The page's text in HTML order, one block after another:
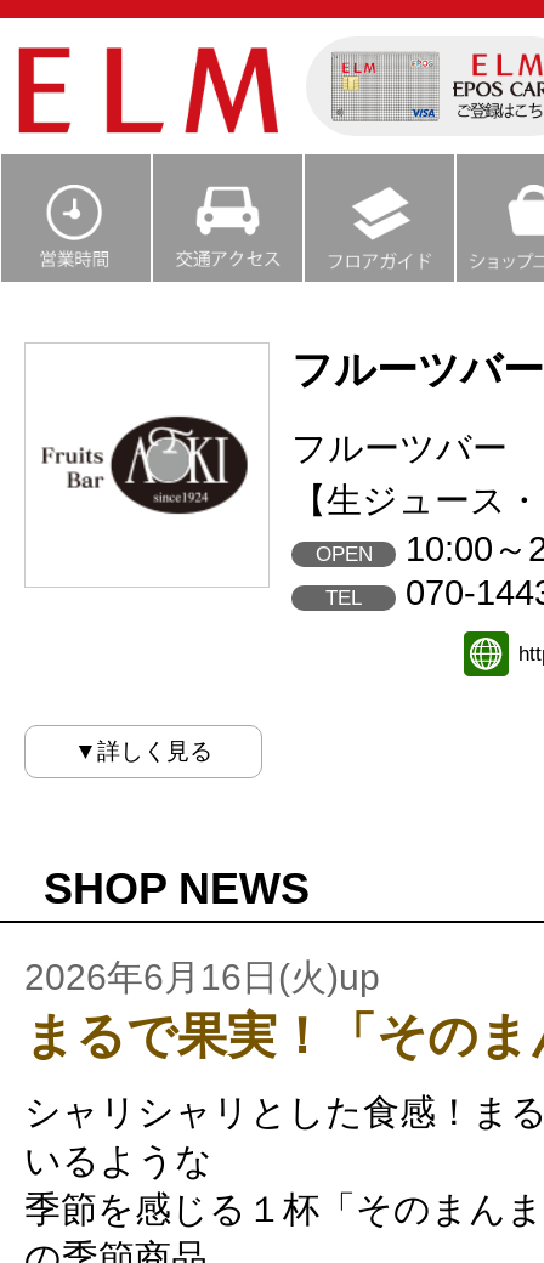
フルーツバ
フルーツバー
【生ジュース
OPEN 10:00～
TEL 070-
▼詳しく見る
SHOP NEWS
2026年6月16日(火)up
まるで果実！「その
シャリシャリとした食感！ま
いるような
季節を感じる１杯「そのまん